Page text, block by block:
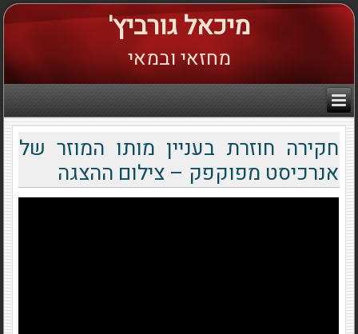
מיכאל גורביץ'
מחזאי ובמאי
חקירה חוזרת בעניין מותו המוזר של
אנרכיסט מפוקפק – צילום ההצגה